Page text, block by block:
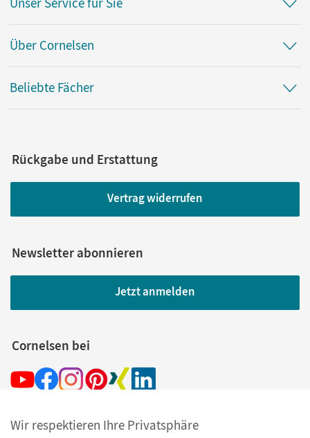
Über Cornelsen
Beliebte Fächer
Rückgabe und Erstattung
Vertrag widerrufen
Newsletter abonnieren
Jetzt anmelden
Cornelsen bei
Wir respektieren Ihre Privatsphäre